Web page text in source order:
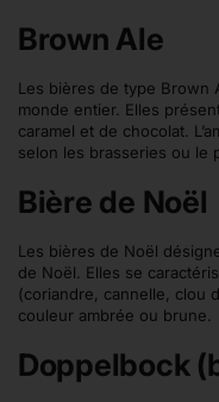
Brown Ale
Les bières de type Brown
monde entier. Elles
caramel et de chocolat.
selon les brasseries ou le
Bière de Noël
Les bières de Noël
de Noël. Elles se
(coriandre, cannelle, clou
couleur ambrée ou brune.
Doppelbock